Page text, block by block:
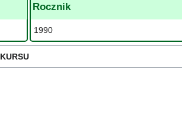
Rocznik
1990